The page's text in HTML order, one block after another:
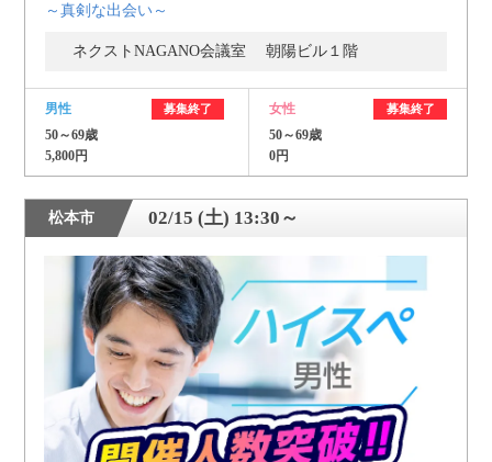
～真剣な出会い～
ネクストNAGANO会議室 朝陽ビル１階
男性 募集終了
50～69歳
5,800円
女性 募集終了
50～69歳
0円
松本市 02/15 (土) 13:30～